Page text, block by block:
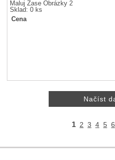
Maluj Zase Obrázky 2
Sklad: 0 ks
Cena
1 2 3 4 5 6